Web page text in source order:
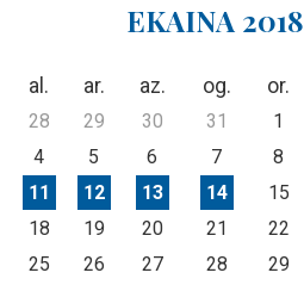
EKAINA 2018
al. ar. az. og. or.
28 29 30 31 1
4
5 6 7 8
11
12 13 14 15
18
19 20 21 22
25
26 27 28 29